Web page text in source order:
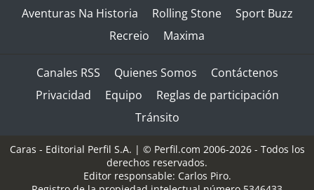
Aventuras Na Historia
Rolling Stone
Sport Buzz
Recreio
Maxima
Canales RSS Quienes Somos
Contáctenos
Privacidad
Equipo
Reglas de participación
Tránsito
Caras - Editorial Perfil S.A. | © Perfil.com 2006-2026 - Todos los
derechos reservados.
Editor responsable: Carlos Piro.